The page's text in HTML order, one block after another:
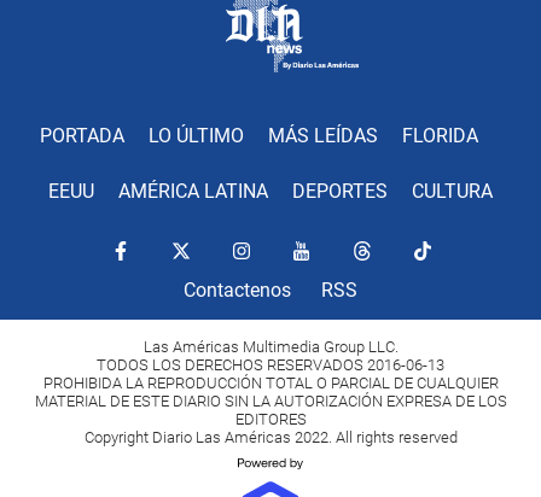
PORTADA LO ÚLTIMO MÁS LEÍDAS FLORIDA
EEUU AMÉRICA LATINA DEPORTES CULTURA
Contactenos RSS
Las Américas Multimedia Group LLC.
TODOS LOS DERECHOS RESERVADOS 2016-06-13
PROHIBIDA LA REPRODUCCIÓN TOTAL O PARCIAL DE CUALQUIER
MATERIAL DE ESTE DIARIO SIN LA AUTORIZACIÓN EXPRESA DE LOS
EDITORES
Copyright Diario Las Américas 2022. All rights reserved